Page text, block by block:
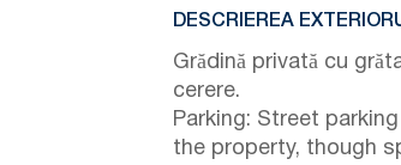
DESCRIEREA
Grădină privată cu
cerere.
Parking: Street
the property, though